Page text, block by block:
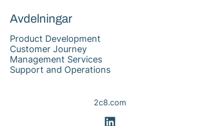
Avdelningar
Product Development
Customer Journey
Management Services
Support and Operations
2c8.com